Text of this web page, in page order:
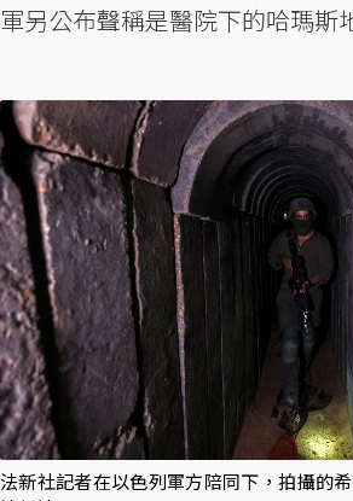
軍另公布聲稱是醫院下的哈瑪斯
法新社記者在以色列軍方陪同下，拍攝的